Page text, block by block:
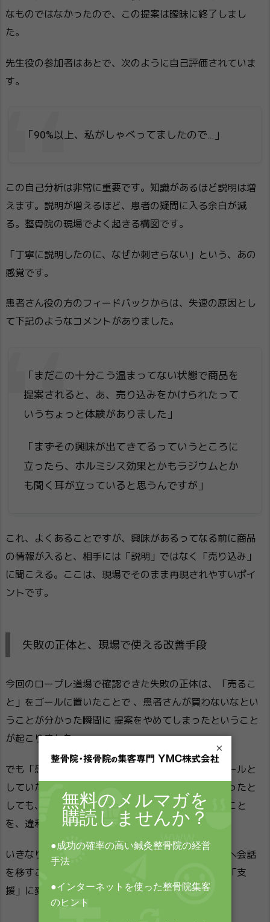
なものではなかったので、この提案は曖昧に終了しまし
た。
先生役の参加者はあとで、次のように自己評価されていま
す。
「90%以上、私がしゃべってましたので…」
この自己分析は非常に重要です。知識があるほど説明は増
えます。説明が増えるほど、患者の疑問に入る余白が減
る。整骨院の現場でよく起きる構図です。
「丁寧に説明したのに、なぜか刺さらない」という、あの
感覚です。
患者さん役の方のフィードバックからは、失速の原因とし
て下記のようなコメントがありました。
「まだこの十分こう温まってない状態で商品を
提案されると、あ、売り込みをかけられたって
いうちょっと体験がありました」
「まずその興味が出てきてるっていうところに
立ったら、ホルミシス効果とかもラジウムとか
も聞く耳が立っていると思うんですが」
これ、よくあることですが、興味があるってなる前に商品
の情報が入ると、相手には「説明」ではなく「売り込み」
に聞こえる。ここは、現場でそのまま再現されやすいポイ
ントです。
失敗の正体と、現場で使える改善手段
今回のロープレ道場で確認できた失敗の正体は、「売るこ
と」をゴールに置いたことで 、患者さんが買わないなとい
うことが分かった瞬間に 提案をやめてしまったということ
が起こりました。
でも「患者さんが欲しい未来を提供すること」をゴールと
していたら、普通にその患者さんが今すぐ買わなかったと
しても、「実際にこのマットを体験をしてもらう」こと
を、違和感もなくできると思うんですね。
いきなり売るのではなく、患者にとっての変化確認へ会話
を移すことです。ここが、提案を「売り込み」から「支
援」に変える分岐点です。
×